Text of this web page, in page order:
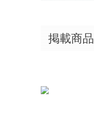
掲載商品